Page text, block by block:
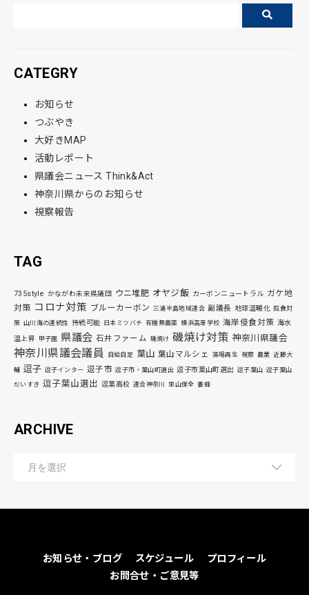
CATEGRY
お知らせ
つぶやき
大好きMAP
活動レポート
県議会ニュース Think&Act
神奈川県からのお知らせ
視察報告
TAG
735style かながわ未来県議団 ウニ堆肥 オヤジ飯 カーボンニュートラル ガケ地
対策 コロナ対策 ブルーカーボン 三浦半島地域連合 副議長 地球温暖化 孤食対
策 山川海の連続性 持続可能 日本ミツバチ 有機無農薬 横浜高等学校 海岸侵食対策 海水
温上昇 甲子園 県議会 石井ファーム 磯焼け 磯焼け対策 神奈川県議会
神奈川県議会議員 自給自足 葉山 葉山マルシェ 藻場再生 視察 農業 近藤大
輔 逗子 逗子インター 逗子市 逗子市・葉山町選出 逗子市葉山町選出 逗子葉山 逗子葉山
だいすき 逗子葉山選出 逗葉高校 連合神奈川 里山保全 養蜂
ARCHIVE
お知らせ・ブログ スケジュール
プロフィール
お問合せ・ご意見等